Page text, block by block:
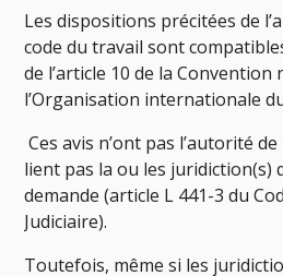
Les dispositions précitées de
code du travail sont
de l’article 10 de la Convention
l’Organisation internationale
Ces avis n’ont pas l’autorité
lient pas la ou les juridiction(s)
demande (article L 441-3 du
Judiciaire).
Toutefois, même si les